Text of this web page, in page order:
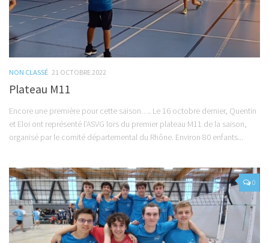
NON CLASSÉ 21 OCTOBRE 2022
Plateau M11
Encore une première pour cette saison…. Le 16 octobre dernier, Quentin
et Eloi ont représenté l’ASVG lors du premier plateau M11 de la saison,
organisé par le comité départemental du Rhône. Environ 80 enfants...
0